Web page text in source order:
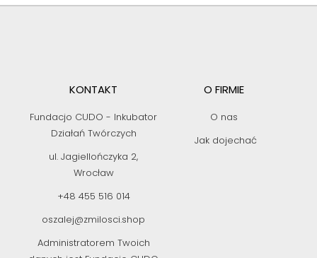
KONTAKT
Fundacjo CUDO - Inkubator
Działań Twórczych
ul. Jagiellończyka 2,
Wrocław
+48 455 516 014
oszalej@zmilosci.shop
Administratorem Twoich
O FIRMIE
O nas
Jak dojechać